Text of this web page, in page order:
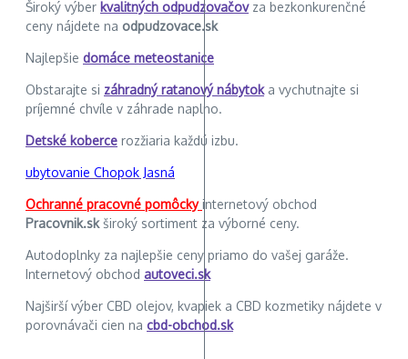
Široký výber kvalitných odpudzovačovza bezkonkurenčné
ceny nájdete na odpudzovace.sk
Najlepšie domáce meteostanice
Obstarajte si záhradný ratanový nábytoka vychutnajte si
príjemné chvíle v záhrade naplno.
Detské koberce rozžiaria každú izbu.
ubytovanie Chopok Jasná
Ochranné pracovné pomôckyinternetový obchod
Pracovnik.skširoký sortiment za výborné ceny.
Autodoplnky za najlepšie ceny priamo do vašej garáže.
Internetový obchod autoveci.sk
Najširší výber CBD olejov, kvapiek a CBD kozmetiky nájdete v
porovnávači cien na cbd-obchod.sk